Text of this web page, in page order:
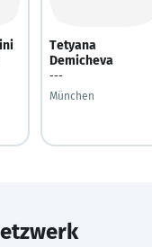
Tetyana
Demicheva
---
München